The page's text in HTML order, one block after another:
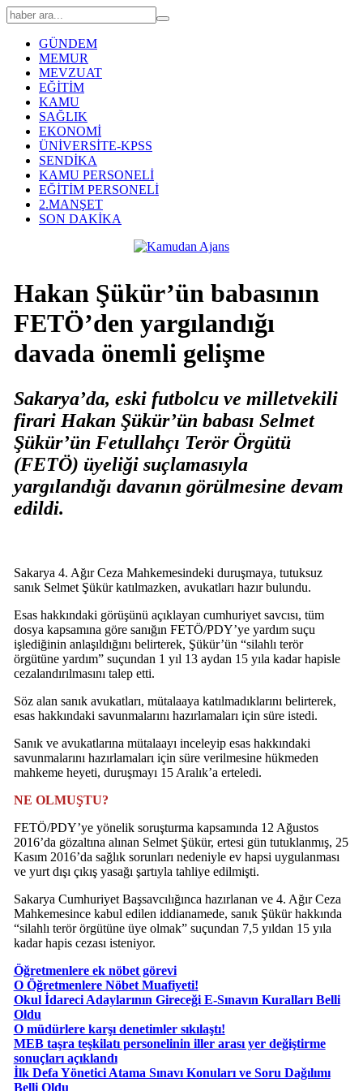
GÜNDEM
MEMUR
MEVZUAT
EĞİTİM
KAMU
SAĞLIK
EKONOMİ
ÜNİVERSİTE-KPSS
SENDİKA
KAMU PERSONELİ
EĞİTİM PERSONELİ
2.MANŞET
SON DAKİKA
Hakan Şükür’ün babasının
FETÖ’den yargılandığı
davada önemli gelişme
Sakarya’da, eski futbolcu ve milletvekili
firari Hakan Şükür’ün babası Selmet
Şükür’ün Fetullahçı Terör Örgütü
(FETÖ) üyeliği suçlamasıyla
yargılandığı davanın görülmesine devam
edildi.
Sakarya 4. Ağır Ceza Mahkemesindeki duruşmaya, tutuksuz
sanık Selmet Şükür katılmazken, avukatları hazır bulundu.
Esas hakkındaki görüşünü açıklayan cumhuriyet savcısı, tüm
dosya kapsamına göre sanığın FETÖ/PDY’ye yardım suçu
işlediğinin anlaşıldığını belirterek, Şükür’ün “silahlı terör
örgütüne yardım” suçundan 1 yıl 13 aydan 15 yıla kadar hapisle
cezalandırılmasını talep etti.
Söz alan sanık avukatları, mütalaaya katılmadıklarını belirterek,
esas hakkındaki savunmalarını hazırlamaları için süre istedi.
Sanık ve avukatlarına mütalaayı inceleyip esas hakkındaki
savunmalarını hazırlamaları için süre verilmesine hükmeden
mahkeme heyeti, duruşmayı 15 Aralık’a erteledi.
NE OLMUŞTU?
FETÖ/PDY’ye yönelik soruşturma kapsamında 12 Ağustos
2016’da gözaltına alınan Selmet Şükür, ertesi gün tutuklanmış, 25
Kasım 2016’da sağlık sorunları nedeniyle ev hapsi uygulanması
ve yurt dışı çıkış yasağı şartıyla tahliye edilmişti.
Sakarya Cumhuriyet Başsavcılığınca hazırlanan ve 4. Ağır Ceza
Mahkemesince kabul edilen iddianamede, sanık Şükür hakkında
“silahlı terör örgütüne üye olmak” suçundan 7,5 yıldan 15 yıla
kadar hapis cezası isteniyor.
Öğretmenlere ek nöbet görevi
O Öğretmenlere Nöbet Muafiyeti!
Okul İdareci Adaylarının Gireceği E-Sınavın Kuralları Belli
Oldu
O müdürlere karşı denetimler sıkılaştı!
MEB taşra teşkilatı personelinin iller arası yer değiştirme
sonuçları açıklandı
İlk Defa Yönetici Atama Sınavı Konuları ve Soru Dağılımı
Belli Oldu